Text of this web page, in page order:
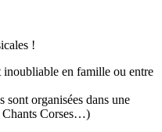
!
inoubliable en famille ou entre
sont organisées dans une
Chants Corses…)